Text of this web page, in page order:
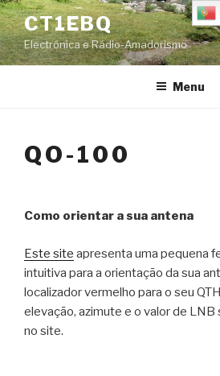
Skip
to
content
CT1EBQ
Electrónica e Rádio-Amadorismo
Menu
QO-100
Como orientar a sua antena
Este site apresenta uma pequena
intuitiva para a orientação da sua
localizador vermelho para o seu
elevação, azimute e o valor de
no site.